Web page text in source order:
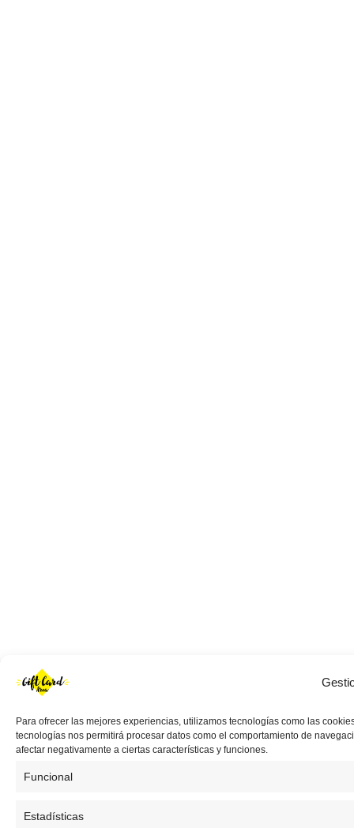
Para ofrecer las mejores experiencias, utilizamos tecnologías como las
tecnologías nos permitirá procesar datos como el comportamiento de
afectar negativamente a ciertas características y funciones.
Funcional
Estadísticas